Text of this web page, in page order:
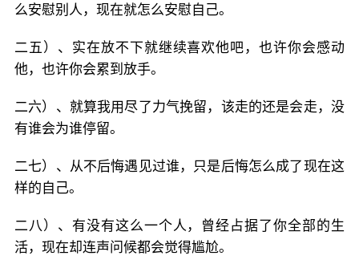
么安慰别人，现在就怎么安慰自己。
二五）、实在放不下就继续喜欢他吧，也许你会感动
他，也许你会累到放手。
二六）、就算我用尽了力气挽留，该走的还是会走，没
有谁会为谁停留。
二七）、从不后悔遇见过谁，只是后悔怎么成了现在这
样的自己。
二八）、有没有这么一个人，曾经占据了你全部的生
活，现在却连声问候都会觉得尴尬。